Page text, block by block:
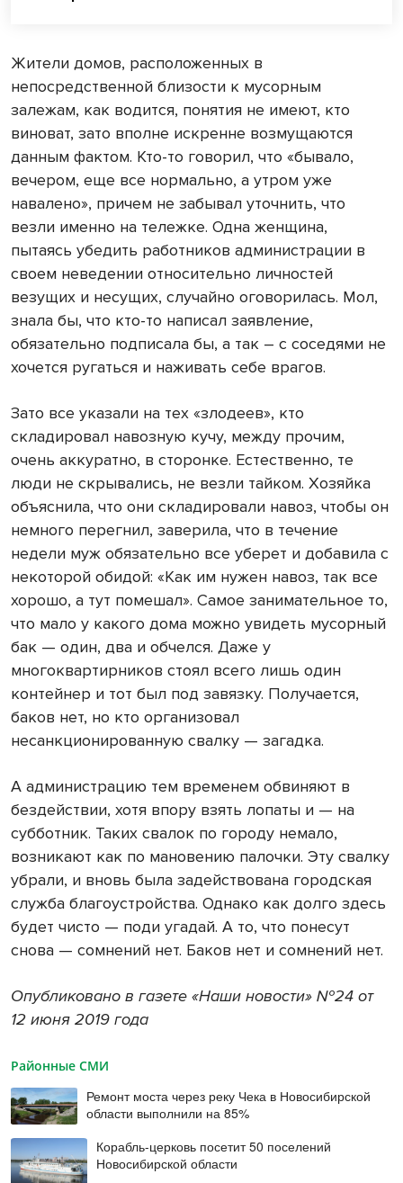
Жители домов, расположенных в
непосредственной близости к мусорным
залежам, как водится, понятия не имеют, кто
виноват, зато вполне искренне возмущаются
данным фактом. Кто-то говорил, что «бывало,
вечером, еще все нормально, а утром уже
навалено», причем не забывал уточнить, что
везли именно на тележке. Одна женщина,
пытаясь убедить работников администрации в
своем неведении относительно личностей
везущих и несущих, случайно оговорилась. Мол,
знала бы, что кто-то написал заявление,
обязательно подписала бы, а так – с соседями не
хочется ругаться и наживать себе врагов.
Зато все указали на тех «злодеев», кто
складировал навозную кучу, между прочим,
очень аккуратно, в сторонке. Естественно, те
люди не скрывались, не везли тайком. Хозяйка
объяснила, что они складировали навоз, чтобы он
немного перегнил, заверила, что в течение
недели муж обязательно все уберет и добавила с
некоторой обидой: «Как им нужен навоз, так все
хорошо, а тут помешал». Самое занимательное то,
что мало у какого дома можно увидеть мусорный
бак — один, два и обчелся. Даже у
многоквартирников стоял всего лишь один
контейнер и тот был под завязку. Получается,
баков нет, но кто организовал
несанкционированную свалку — загадка.
А администрацию тем временем обвиняют в
бездействии, хотя впору взять лопаты и — на
субботник. Таких свалок по городу немало,
возникают как по мановению палочки. Эту свалку
убрали, и вновь была задействована городская
служба благоустройства. Однако как долго здесь
будет чисто — поди угадай. А то, что понесут
снова — сомнений нет. Баков нет и сомнений нет.
Опубликовано в газете «Наши новости» №24 от
12 июня 2019 года
Районные СМИ
Ремонт моста через реку Чека в Новосибирской
области выполнили на 85%
Корабль-церковь посетит 50 поселений
Новосибирской области